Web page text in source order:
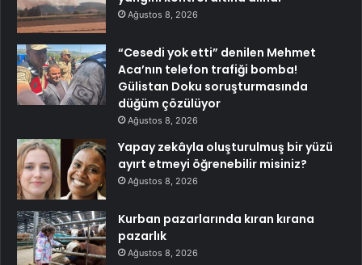
Ağustos 8, 2026
“Cesedi yok etti” denilen Mehmet
Aca’nın telefon trafiği bomba!
Gülistan Doku soruşturmasında
düğüm çözülüyor
Ağustos 8, 2026
Yapay zekâyla oluşturulmuş bir yüzü
ayırt etmeyi öğrenebilir misiniz?
Ağustos 8, 2026
Kurban pazarlarında kıran kırana
pazarlık
Ağustos 8, 2026